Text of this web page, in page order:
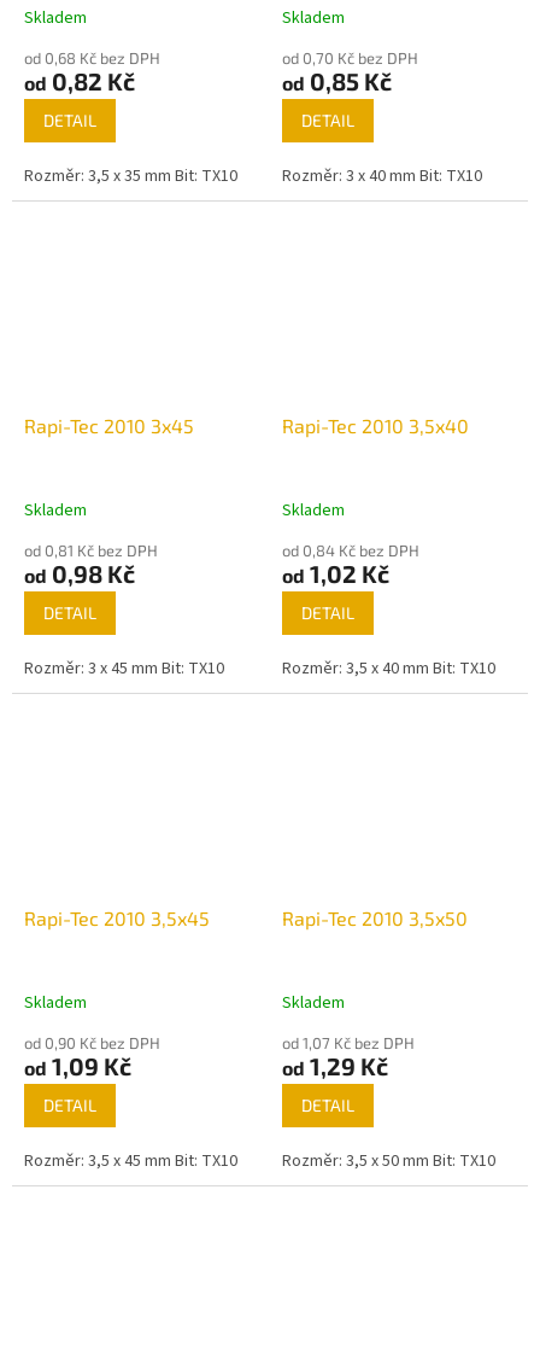
Skladem
od 0,68 Kč bez DPH
od 0,82 Kč
DETAIL
Rozměr: 3,5 x 35 mm Bit: TX10
Skladem
od 0,70 Kč bez DPH
od 0,85 Kč
DETAIL
Rozměr: 3 x 40 mm Bit: TX10
Rapi-Tec 2010 3x45
Skladem
od 0,81 Kč bez DPH
od 0,98 Kč
DETAIL
Rozměr: 3 x 45 mm Bit: TX10
Rapi-Tec 2010 3,5x40
Skladem
od 0,84 Kč bez DPH
od 1,02 Kč
DETAIL
Rozměr: 3,5 x 40 mm Bit: TX10
Rapi-Tec 2010 3,5x45
Skladem
od 0,90 Kč bez DPH
od 1,09 Kč
DETAIL
Rozměr: 3,5 x 45 mm Bit: TX10
Rapi-Tec 2010 3,5x50
Skladem
od 1,07 Kč bez DPH
od 1,29 Kč
DETAIL
Rozměr: 3,5 x 50 mm Bit: TX10